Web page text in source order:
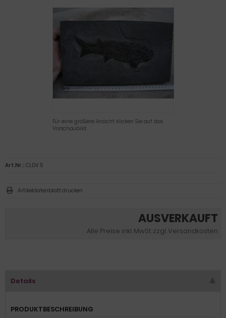
Für eine größere Ansicht klicken Sie auf das
Vorschaubild
AUSVERKAUFT
Alle Preise inkl. MwSt. zzgl. Versandkosten
Art.Nr.: CLDV 5
Artikeldatenblatt drucken
Details
PRODUKTBESCHREIBUNG